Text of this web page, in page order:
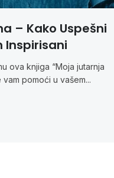
– Kako Uspešni
Inspirisani
ova knjiga “Moja jutarnja
pomoći u vašem...